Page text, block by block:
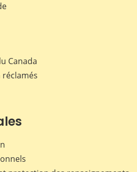
Canada